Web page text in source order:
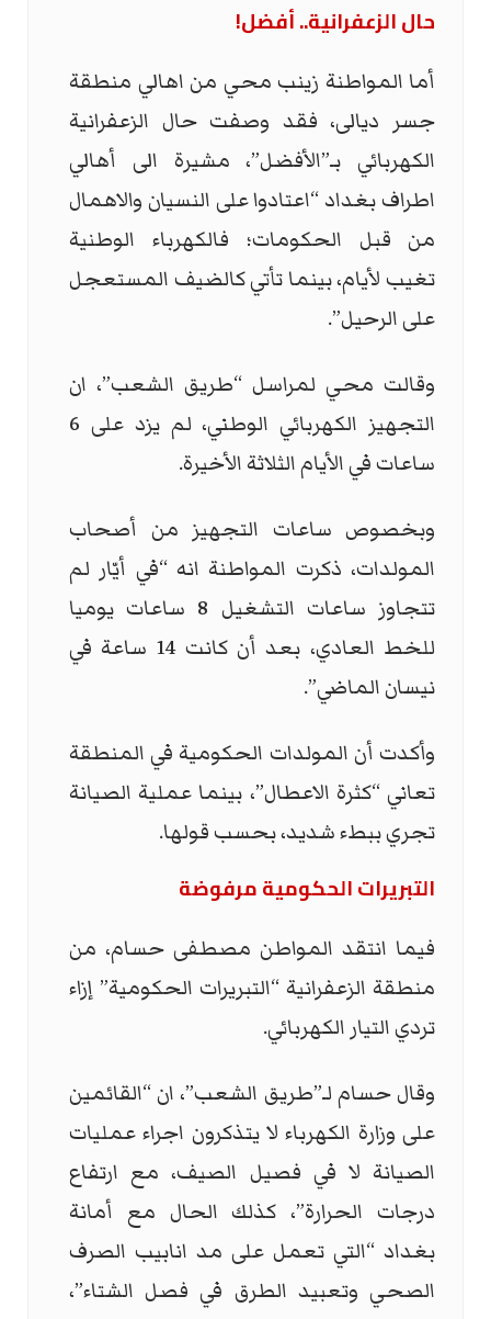
حال الزعفرانية.. أفضل!
أما المواطنة زينب محي من اهالي منطقة
جسر ديالى، فقد وصفت حال الزعفرانية
الكهربائي بـ”الأفضل”، مشيرة الى أهالي
اطراف بغداد “اعتادوا على النسيان والاهمال
من قبل الحكومات؛ فالكهرباء الوطنية
تغيب لأيام، بينما تأتي كالضيف المستعجل
على الرحيل”.
وقالت محي لمراسل “طريق الشعب”، ان
التجهيز الكهربائي الوطني، لم يزد على 6
ساعات في الأيام الثلاثة الأخيرة.
وبخصوص ساعات التجهيز من أصحاب
المولدات، ذكرت المواطنة انه “في أيّار لم
تتجاوز ساعات التشغيل 8 ساعات يوميا
للخط العادي، بعد أن كانت 14 ساعة في
نيسان الماضي”.
وأكدت أن المولدات الحكومية في المنطقة
تعاني “كثرة الاعطال”، بينما عملية الصيانة
تجري ببطء شديد، بحسب قولها.
التبريرات الحكومية مرفوضة
فيما انتقد المواطن مصطفى حسام، من
منطقة الزعفرانية “التبريرات الحكومية” إزاء
تردي التيار الكهربائي.
وقال حسام لـ”طريق الشعب”، ان “القائمين
على وزارة الكهرباء لا يتذكرون اجراء عمليات
الصيانة لا في فصيل الصيف، مع ارتفاع
درجات الحرارة”، كذلك الحال مع أمانة
بغداد “التي تعمل على مد انابيب الصرف
الصحي وتعبيد الطرق في فصل الشتاء”،